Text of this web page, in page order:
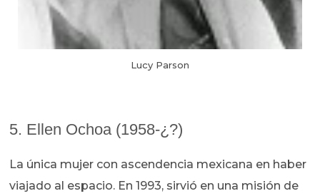
Lucy Parson
5. Ellen Ochoa (1958-¿?)
La única mujer con ascendencia mexicana en haber
viajado al espacio. En 1993, sirvió en una misión de